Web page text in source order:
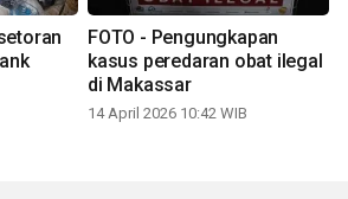
FOTO - Pengungkapan
kasus peredaran obat ilegal
di Makassar
14 April 2026 10:42 WIB